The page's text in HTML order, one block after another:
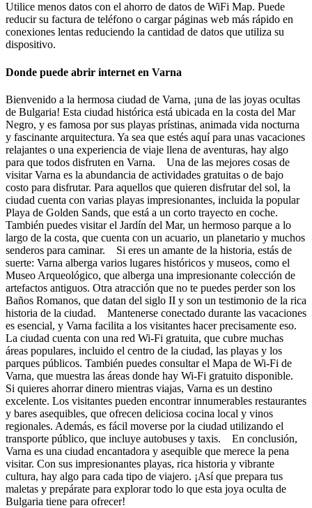
Utilice menos datos con el ahorro de datos de WiFi Map. Puede
reducir su factura de teléfono o cargar páginas web más rápido en
conexiones lentas reduciendo la cantidad de datos que utiliza su
dispositivo.
Donde puede abrir internet en Varna
Bienvenido a la hermosa ciudad de Varna, ¡una de las joyas ocultas
de Bulgaria! Esta ciudad histórica está ubicada en la costa del Mar
Negro, y es famosa por sus playas prístinas, animada vida nocturna
y fascinante arquitectura. Ya sea que estés aquí para unas vacaciones
relajantes o una experiencia de viaje llena de aventuras, hay algo
para que todos disfruten en Varna. Una de las mejores cosas de
visitar Varna es la abundancia de actividades gratuitas o de bajo
costo para disfrutar. Para aquellos que quieren disfrutar del sol, la
ciudad cuenta con varias playas impresionantes, incluida la popular
Playa de Golden Sands, que está a un corto trayecto en coche.
También puedes visitar el Jardín del Mar, un hermoso parque a lo
largo de la costa, que cuenta con un acuario, un planetario y muchos
senderos para caminar. Si eres un amante de la historia, estás de
suerte: Varna alberga varios lugares históricos y museos, como el
Museo Arqueológico, que alberga una impresionante colección de
artefactos antiguos. Otra atracción que no te puedes perder son los
Baños Romanos, que datan del siglo II y son un testimonio de la rica
historia de la ciudad. Mantenerse conectado durante las vacaciones
es esencial, y Varna facilita a los visitantes hacer precisamente eso.
La ciudad cuenta con una red Wi-Fi gratuita, que cubre muchas
áreas populares, incluido el centro de la ciudad, las playas y los
parques públicos. También puedes consultar el Mapa de Wi-Fi de
Varna, que muestra las áreas donde hay Wi-Fi gratuito disponible.
Si quieres ahorrar dinero mientras viajas, Varna es un destino
excelente. Los visitantes pueden encontrar innumerables restaurantes
y bares asequibles, que ofrecen deliciosa cocina local y vinos
regionales. Además, es fácil moverse por la ciudad utilizando el
transporte público, que incluye autobuses y taxis. En conclusión,
Varna es una ciudad encantadora y asequible que merece la pena
visitar. Con sus impresionantes playas, rica historia y vibrante
cultura, hay algo para cada tipo de viajero. ¡Así que prepara tus
maletas y prepárate para explorar todo lo que esta joya oculta de
Bulgaria tiene para ofrecer!